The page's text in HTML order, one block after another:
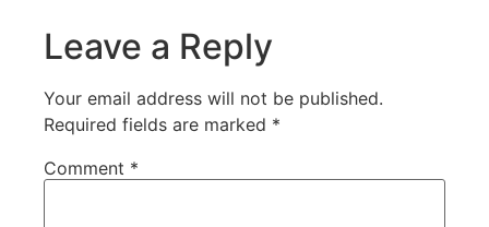
Leave a Reply
Your email address will not be published.
Required fields are marked *
Comment *